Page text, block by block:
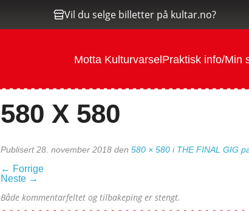
Vil du selge billetter på kultar.no?
Motta KulturvarselPraktisk info/Min
580 X 580
Publisert28. november 2018 den 580 × 580 i THE FINAL GIG
← Forrige
Neste →
Både kommentarfeltet og tilbakeping er stengt.